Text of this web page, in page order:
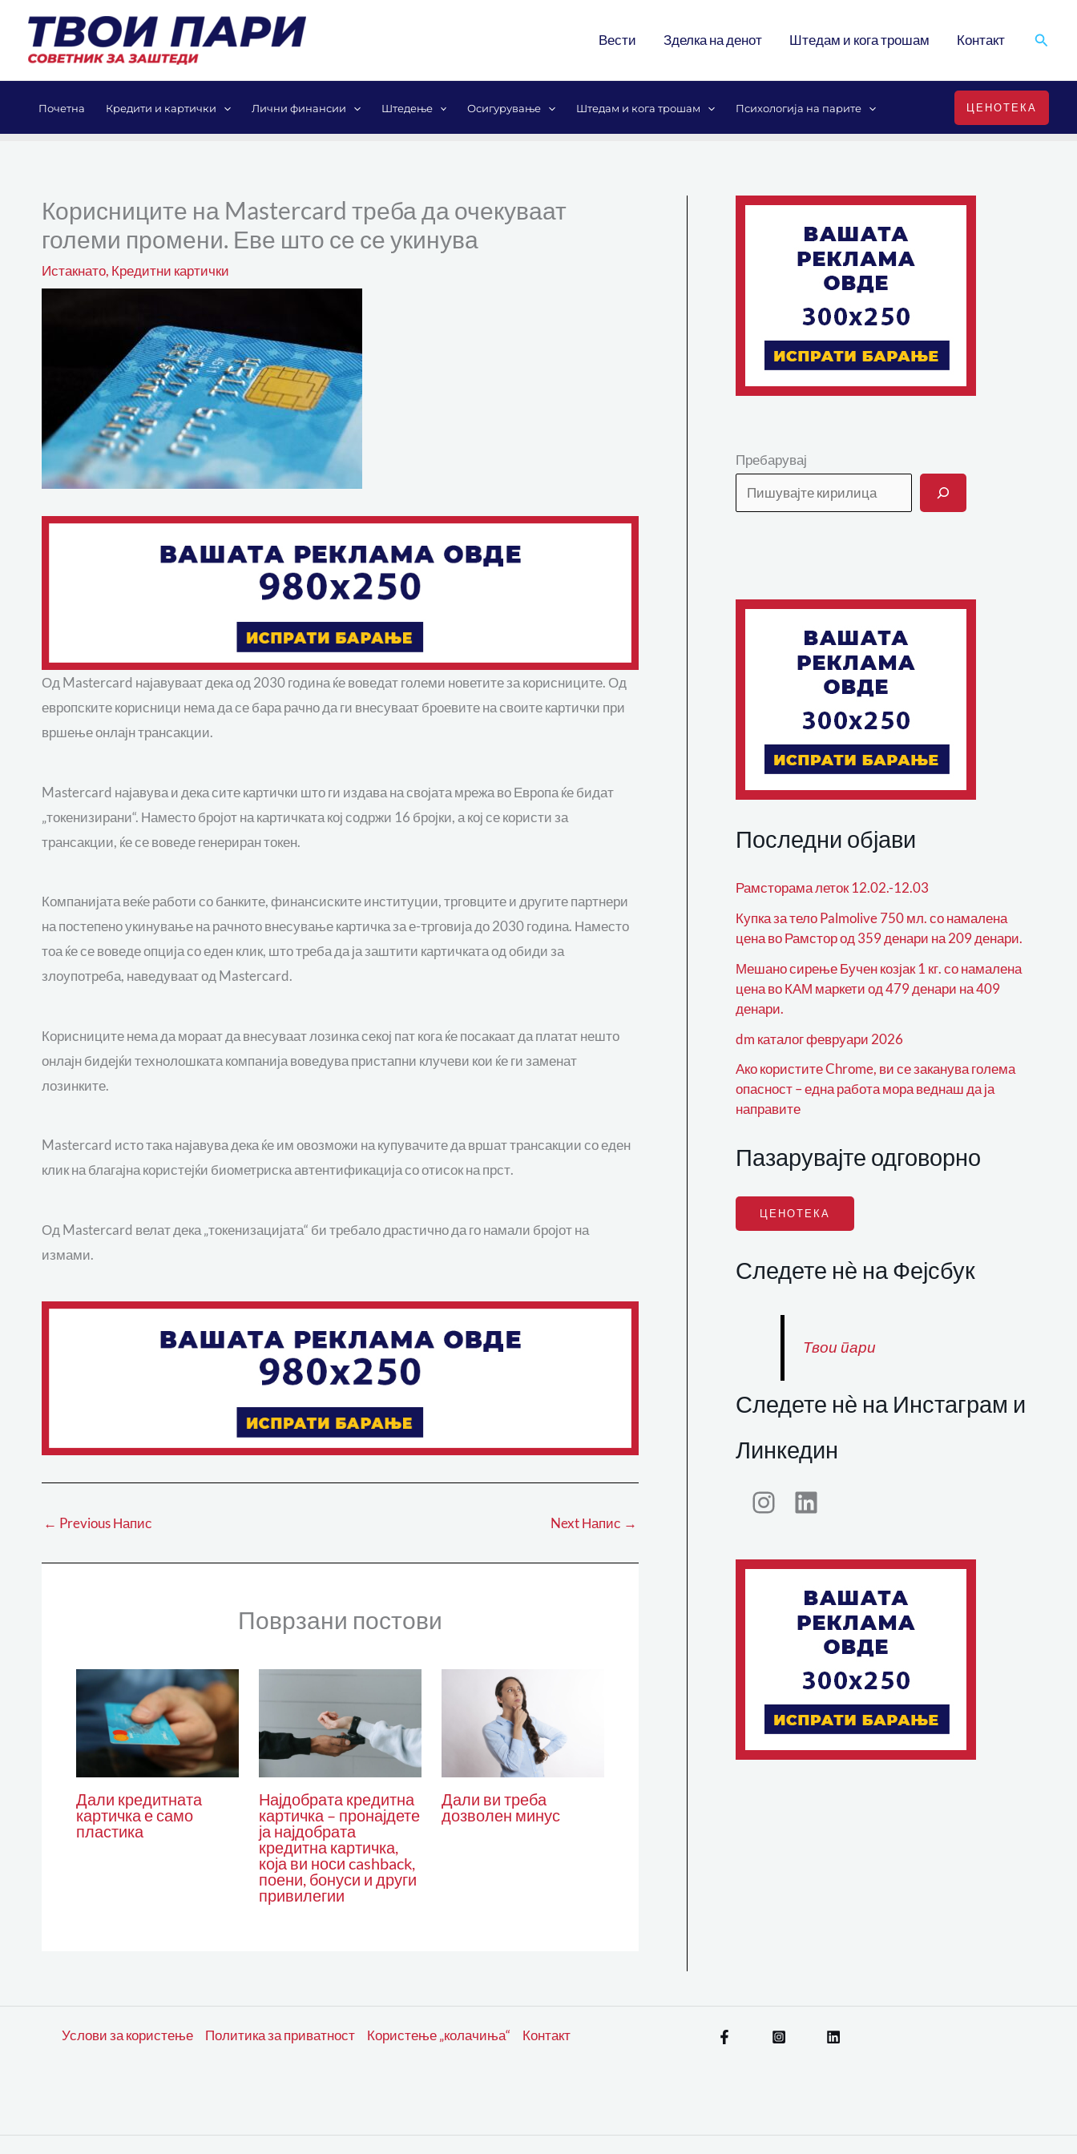
content
Вести Зделка на денот Штедам и кога трошам Контакт Search
Почетна Кредити и картички Лични финансии Штедење Осигурување Штедам и кога трошам Психологија на парите ЦЕНОТЕКА
Корисниците на Mastercard треба да очекуваат
големи промени. Еве што се се укинува
Истакнато, Кредитни картички
Од Mastercard најавуваат дека од 2030 година ќе воведат големи новетите за корисниците. Од
европските корисници нема да се бара рачно да ги внесуваат броевите на своите картички при
вршење онлајн трансакции.
Mastercard најавува и дека сите картички што ги издава на својата мрежа во Европа ќе бидат
„токенизирани“. Наместо бројот на картичката кој содржи 16 бројки, а кој се користи за
трансакции, ќе се воведе генериран токен.
Компанијата веќе работи со банките, финансиските институции, трговците и другите партнери
на постепено укинување на рачното внесување картичка за е-трговија до 2030 година. Наместо
тоа ќе се воведе опција со еден клик, што треба да ја заштити картичката од обиди за
злоупотреба, наведуваат од Mastercard.
Корисниците нема да мораат да внесуваат лозинка секој пат кога ќе посакаат да платат нешто
онлајн бидејќи технолошката компанија воведува пристапни клучеви кои ќе ги заменат
лозинките.
Mastercard исто така најавува дека ќе им овозможи на купувачите да вршат трансакции со еден
клик на благајна користејќи биометриска автентификација со отисок на прст.
Од Mastercard велат дека „токенизацијата“ би требало драстично да го намали бројот на
измами.
← Previous Напис Next Напис →
Поврзани постови
Дали кредитната
картичка е само
пластика
Најдобрата кредитна
картичка – пронајдете
ја најдобрата
кредитна картичка,
која ви носи cashback,
поени, бонуси и други
привилегии
Дали ви треба
дозволен минус
Пребарувај
Последни објави
Рамсторама леток 12.02.-12.03
Купка за тело Palmolive 750 мл. со намалена
цена во Рамстор од 359 денари на 209 денари.
Мешано сирење Бучен козјак 1 кг. со намалена
цена во КАМ маркети од 479 денари на 409
денари.
dm каталог февруари 2026
Ако користите Chrome, ви се заканува голема
опасност – една работа мора веднаш да ја
направите
Пазарувајте одговорно
ЦЕНОТЕКА
Следете нѐ на Фејсбук
Твои пари
Следете нѐ на Инстаграм и
Линкедин
Услови за користење Политика за приватност Користење „колачиња“ Контакт